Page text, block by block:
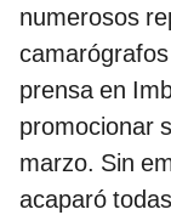
numerosos
prensa en
promocionar
marzo. Sin
acaparó